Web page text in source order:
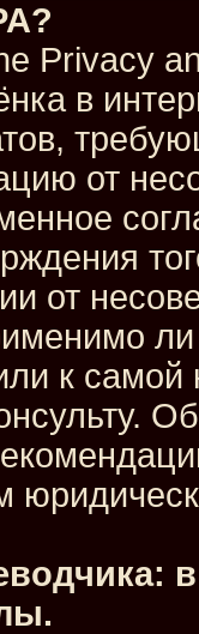
Privacy
в
от
от
к самой